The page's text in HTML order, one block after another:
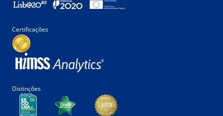
Certificações
Distinções